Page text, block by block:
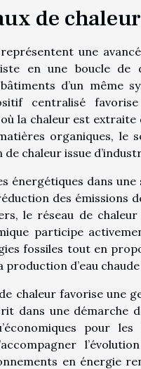
de chaleur
une
en une boucle de
d’un même
centralisé
la chaleur est
organiques, le
chaleur issue
énergétiques dans
des émissions
le réseau de
participe
fossiles tout en
d’eau
chaleur favorise une
dans une démarche
pour
en énergie